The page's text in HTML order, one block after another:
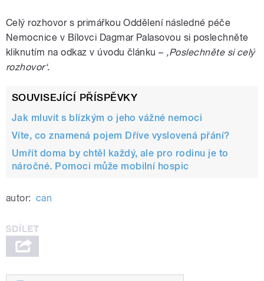
Celý rozhovor s primářkou Oddělení následné péče
Nemocnice v Bílovci Dagmar Palasovou si poslechněte
kliknutím na odkaz v úvodu článku – ‚Poslechněte si celý
rozhovor‘.
SOUVISEJÍCÍ PŘÍSPĚVKY
Jak mluvit s blízkým o jeho vážné nemoci
Víte, co znamená pojem Dříve vyslovená přání?
Umřít doma by chtěl každý, ale pro rodinu je to
náročné. Pomoci může mobilní hospic
autor: can